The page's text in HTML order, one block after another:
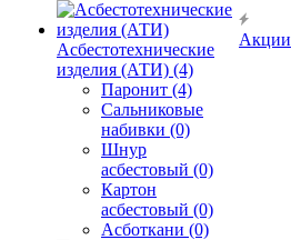
Асбестотехнические
изделия (АТИ) (4)
Паронит (4)
Сальниковые
набивки (0)
Шнур
асбестовый (0)
Картон
асбестовый (0)
Асботкани (0)
Акции